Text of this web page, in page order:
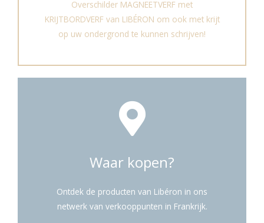
Overschilder MAGNEETVERF met
KRIJTBORDVERF van LIBÉRON om ook met krijt
op uw ondergrond te kunnen schrijven!
Waar kopen?
Ontdek de producten van Libéron in ons
netwerk van verkooppunten in Frankrijk.